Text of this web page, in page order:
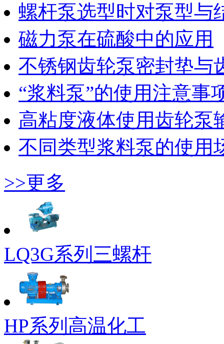
螺杆泵选型时对泵型与
磁力泵在硫酸中的应用
不锈钢齿轮泵密封垫与
“浆料泵”的使用注意事
高粘度液体使用齿轮泵
不同类型浆料泵的使用
>>更多
LQ3G系列三螺杆
HP系列高温化工